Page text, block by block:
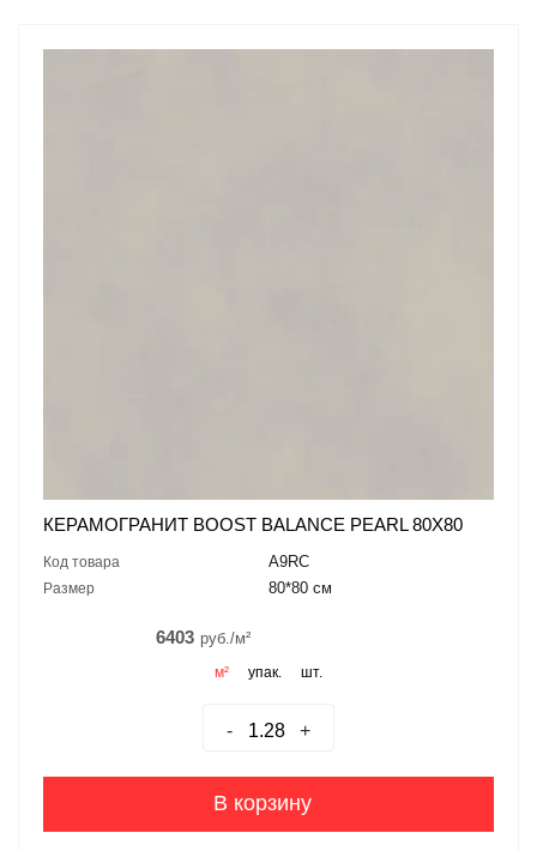
КЕРАМОГРАНИТ BOOST BALANCE PEARL 80X80
Код товара A9RC
Размер 80*80 см
6403 руб./м²
м² упак. шт.
- +
В корзину